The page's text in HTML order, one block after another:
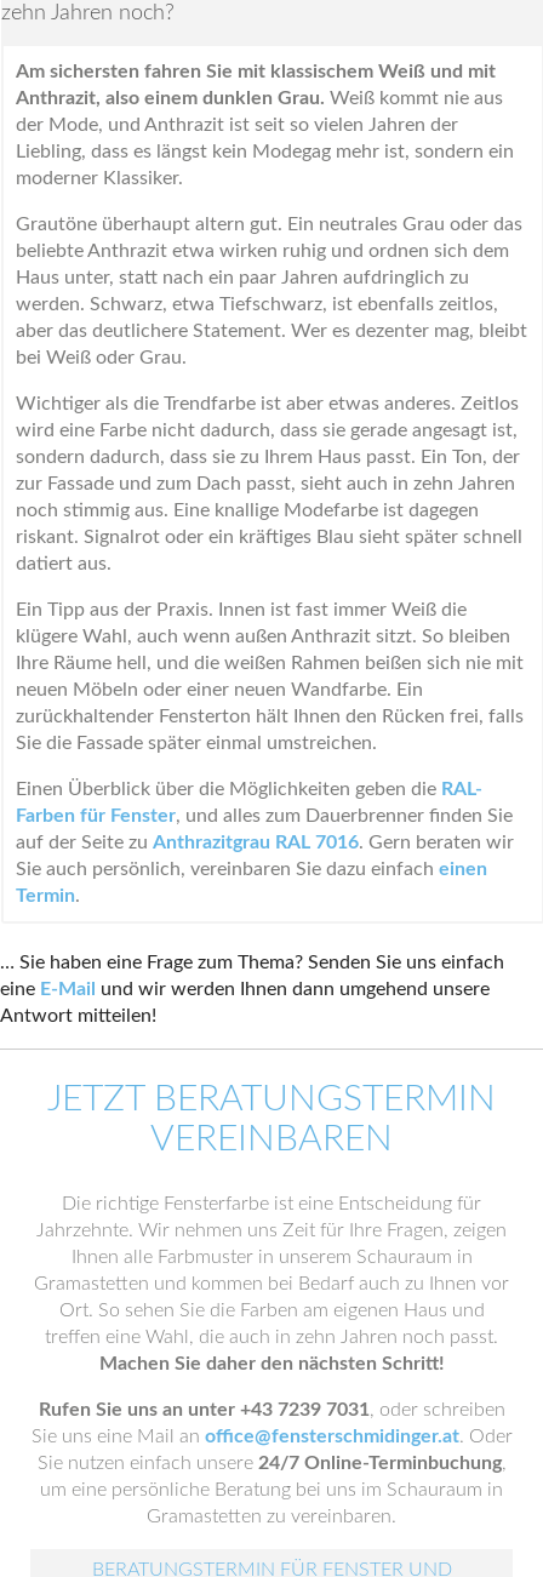
zehn Jahren noch?
Am sichersten fahren Sie mit klassischem Weiß und mit
Anthrazit, also einem dunklen Grau. Weiß kommt nie aus
der Mode, und Anthrazit ist seit so vielen Jahren der
Liebling, dass es längst kein Modegag mehr ist, sondern ein
moderner Klassiker.
Grautöne überhaupt altern gut. Ein neutrales Grau oder das
beliebte Anthrazit etwa wirken ruhig und ordnen sich dem
Haus unter, statt nach ein paar Jahren aufdringlich zu
werden. Schwarz, etwa Tiefschwarz, ist ebenfalls zeitlos,
aber das deutlichere Statement. Wer es dezenter mag, bleibt
bei Weiß oder Grau.
Wichtiger als die Trendfarbe ist aber etwas anderes. Zeitlos
wird eine Farbe nicht dadurch, dass sie gerade angesagt ist,
sondern dadurch, dass sie zu Ihrem Haus passt. Ein Ton, der
zur Fassade und zum Dach passt, sieht auch in zehn Jahren
noch stimmig aus. Eine knallige Modefarbe ist dagegen
riskant. Signalrot oder ein kräftiges Blau sieht später schnell
datiert aus.
Ein Tipp aus der Praxis. Innen ist fast immer Weiß die
klügere Wahl, auch wenn außen Anthrazit sitzt. So bleiben
Ihre Räume hell, und die weißen Rahmen beißen sich nie mit
neuen Möbeln oder einer neuen Wandfarbe. Ein
zurückhaltender Fensterton hält Ihnen den Rücken frei, falls
Sie die Fassade später einmal umstreichen.
Einen Überblick über die Möglichkeiten geben die RAL-
Farben für Fenster, und alles zum Dauerbrenner finden Sie
auf der Seite zu Anthrazitgrau RAL 7016. Gern beraten wir
Sie auch persönlich, vereinbaren Sie dazu einfach einen
Termin.
… Sie haben eine Frage zum Thema? Senden Sie uns einfach
eine E-Mail und wir werden Ihnen dann umgehend unsere
Antwort mitteilen!
JETZT BERATUNGSTERMIN
VEREINBAREN
Die richtige Fensterfarbe ist eine Entscheidung für
Jahrzehnte. Wir nehmen uns Zeit für Ihre Fragen, zeigen
Ihnen alle Farbmuster in unserem Schauraum in
Gramastetten und kommen bei Bedarf auch zu Ihnen vor
Ort. So sehen Sie die Farben am eigenen Haus und
treffen eine Wahl, die auch in zehn Jahren noch passt.
Machen Sie daher den nächsten Schritt!
Rufen Sie uns an unter +43 7239 7031, oder schreiben
Sie uns eine Mail an office@fensterschmidinger.at. Oder
Sie nutzen einfach unsere 24/7 Online-Terminbuchung,
um eine persönliche Beratung bei uns im Schauraum in
Gramastetten zu vereinbaren.
BERATUNGSTERMIN FÜR FENSTER UND